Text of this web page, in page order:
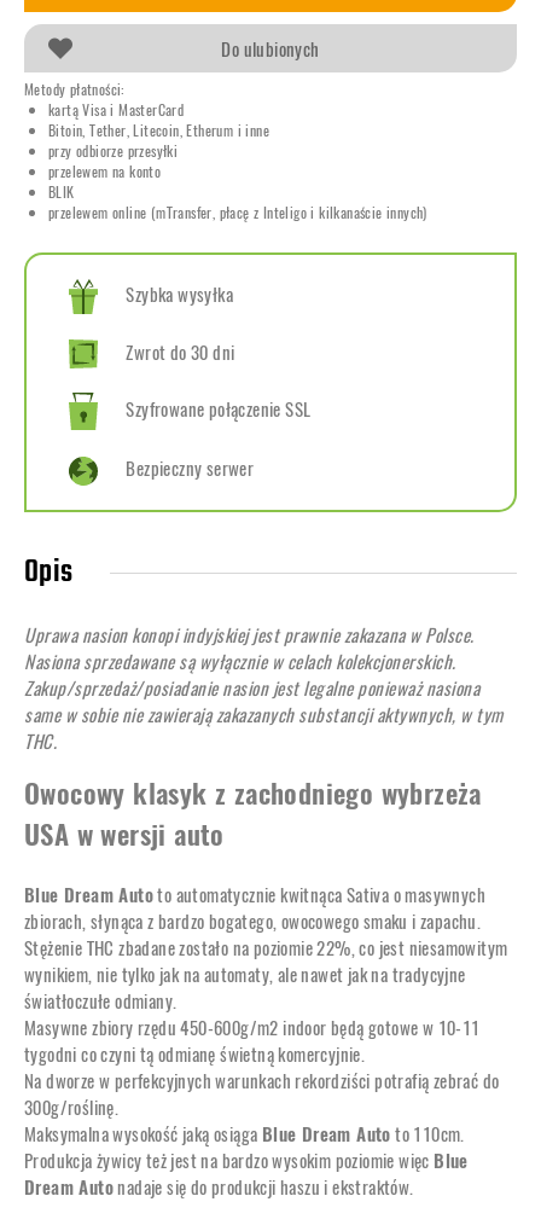
Do ulubionych
Metody płatności:
kartą Visa i MasterCard
Bitoin, Tether, Litecoin, Etherum i inne
przy odbiorze przesyłki
przelewem na konto
BLIK
przelewem online (mTransfer, płacę z Inteligo i kilkanaście innych)
Szybka wysyłka
Zwrot do 30 dni
Szyfrowane połączenie SSL
Bezpieczny serwer
Opis
Uprawa nasion konopi indyjskiej jest prawnie zakazana w Polsce.
Nasiona sprzedawane są wyłącznie w celach kolekcjonerskich.
Zakup/sprzedaż/posiadanie nasion jest legalne ponieważ nasiona
same w sobie nie zawierają zakazanych substancji aktywnych, w tym
THC.
Owocowy klasyk z zachodniego wybrzeża
USA w wersji auto
Blue Dream Autoto automatycznie kwitnąca Sativa o masywnych
zbiorach, słynąca z bardzo bogatego, owocowego smaku i zapachu.
Stężenie THC zbadane zostało na poziomie 22%, co jest niesamowitym
wynikiem, nie tylko jak na automaty, ale nawet jak na tradycyjne
światłoczułe odmiany.
Masywne zbiory rzędu 450-600g/m2 indoor będą gotowe w 10-11
tygodni co czyni tą odmianę świetną komercyjnie.
Na dworze w perfekcyjnych warunkach rekordziści potrafią zebrać do
300g/roślinę.
Maksymalna wysokość jaką osiąga Blue Dream Autoto 110cm.
Produkcja żywicy też jest na bardzo wysokim poziomie więc Blue
Dream Autonadaje się do produkcji haszu i ekstraktów.